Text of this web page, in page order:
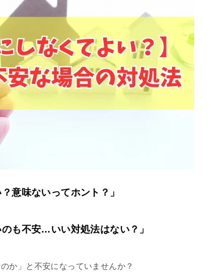
意味ないってホント？」
も不安…いい対処法はない？」
か」と不安になっていませんか？